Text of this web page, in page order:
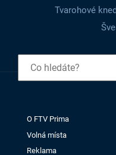
Tvarohové
O FTV Prima
Volná místa
Reklama